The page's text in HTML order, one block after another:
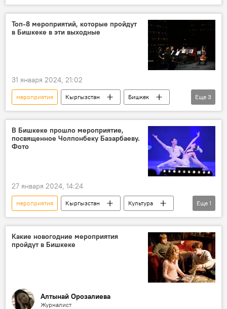
Министерство обороны КР
акция "Бессмертный полк"
митинг-реквием
Топ-8 мероприятий, которые пройдут
в Бишкеке в эти выходные
31 января 2024, 21:02
мероприятия Кыргызстан
Бишкек
Афиша
выходные Культура
Еще 3
В Бишкеке прошло мероприятие,
посвященное Чолпонбеку Базарбаеву.
Фото
27 января 2024, 14:24
мероприятия Кыргызстан
Культура
Чолпонбек Базарбаев
Еще 1
Какие новогодние мероприятия
пройдут в Бишкеке
Алтынай Орозалиева
Журналист